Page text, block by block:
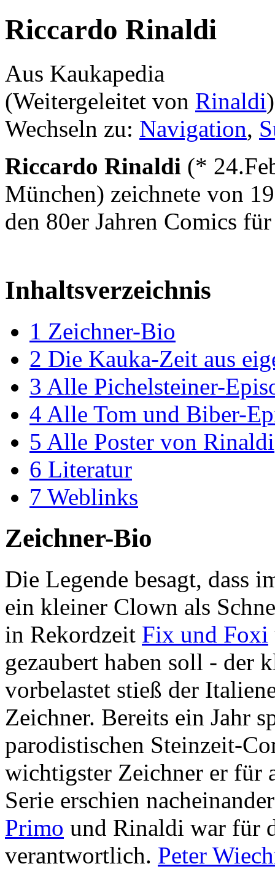
Riccardo Rinaldi
Aus Kaukapedia
(Weitergeleitet von Rinaldi)
Wechseln zu: Navigation,
Riccardo Rinaldi (*
München) zeichnete von
den 80er Jahren Comics
Inhaltsverzeichnis
1 Zeichner-Bio
2 Die Kauka-Zeit aus
3 Alle Pichelsteiner-
4 Alle Tom und Biber-
5 Alle Poster von Rinaldi
6 Literatur
7 Weblinks
Zeichner-Bio
Die Legende besagt, dass
ein kleiner Clown als
in Rekordzeit Fix und Foxi
gezaubert haben soll - der
vorbelastet stieß der
Zeichner. Bereits ein Jahr
parodistischen Steinzeit-
wichtigster Zeichner er für
Serie erschien
Primo und Rinaldi war für
verantwortlich. Peter